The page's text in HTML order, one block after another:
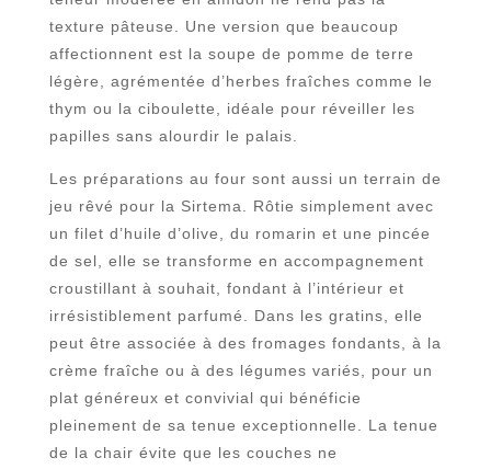
texture pâteuse. Une version que beaucoup
affectionnent est la soupe de pomme de terre
légère, agrémentée d’herbes fraîches comme le
thym ou la ciboulette, idéale pour réveiller les
papilles sans alourdir le palais.
Les préparations au four sont aussi un terrain de
jeu rêvé pour la Sirtema. Rôtie simplement avec
un filet d’huile d’olive, du romarin et une pincée
de sel, elle se transforme en accompagnement
croustillant à souhait, fondant à l’intérieur et
irrésistiblement parfumé. Dans les gratins, elle
peut être associée à des fromages fondants, à la
crème fraîche ou à des légumes variés, pour un
plat généreux et convivial qui bénéficie
pleinement de sa tenue exceptionnelle. La tenue
de la chair évite que les couches ne